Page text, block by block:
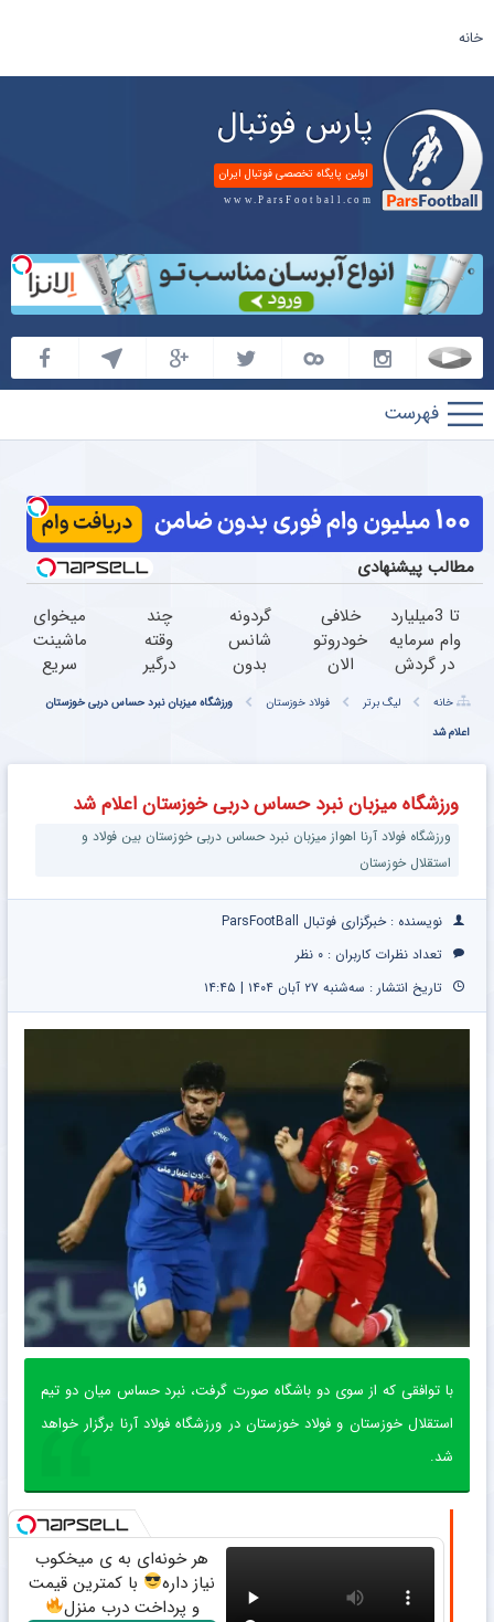
خانه
پارس فوتبال
اولین پایگاه تخصصی فوتبال ایران
www.ParsFootball.com
پارس
فوتبال
مطالب پیشنهادی
تا 3میلیارد
وام سرمایه
در گردش
=>
فروشگاهت
رو ثبت
کن
خلافی
خودروتو
الان
پلاک و
بدون
مراجعه
حضوری
گردونه
شانس
بدون
PS5 تا
و بیت
چند
وقته
درگیر
شدی؟
میخوای
ماشینت
سریع
بره؟
مراحل
ماشیت
رو به ما
خانه لیگ برتر فولاد خوزستان
ورزشگاه میزبان نبرد حساس دربی خوزستان
اعلام شد
ورزشگاه میزبان نبرد حساس دربی خوزستان اعلام شد
ورزشگاه فولاد آرنا اهواز میزبان نبرد حساس دربی خوزستان بین فولاد و
استقلال خوزستان
نویسنده : خبرگزاری فوتبال ParsFootBall
تعداد نظرات کاربران : ۰ نظر
تاریخ انتشار : سه‌شنبه ۲۷ آبان ۱۴۰۴ | ۱۴:۴۵
با توافقی که از سوی دو باشگاه صورت گرفت، نبرد حساس میان دو تیم
استقلال خوزستان و فولاد خوزستان در ورزشگاه فولاد آرنا برگزار خواهد
شد.
هر خونه‌ای به ی میخکوب
نیاز داره
با کمترین قیمت
و پرداخت درب منزل